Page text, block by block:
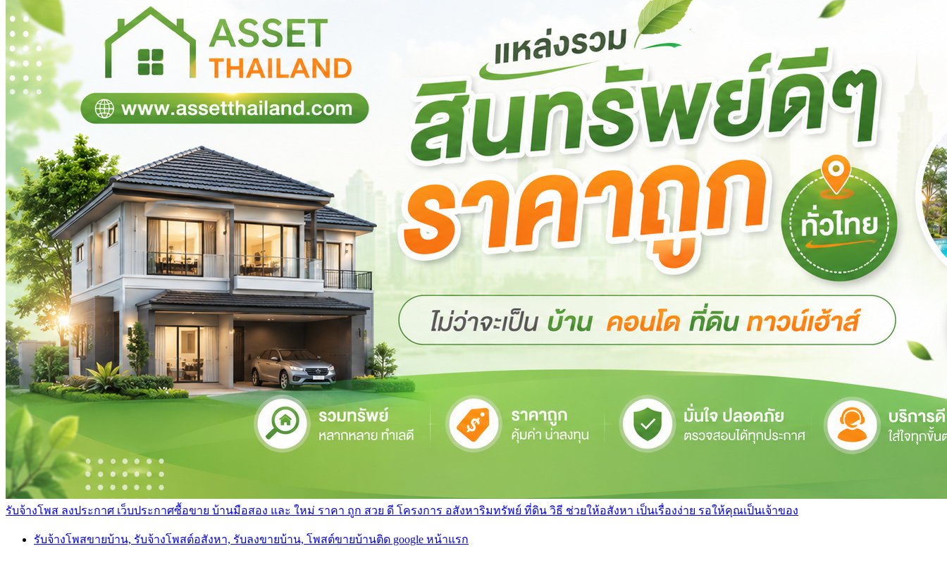
รับจ้างโพส ลงประกาศ เว็บประกาศซื้อขาย บ้านมือสอง และ ใหม่ ราคา ถูก สวย ดี โครงการ อสังหาริมทรัพย์ ที่ดิน วิธี ช่วยให้อสังหา เป็นเรื่องง่าย รอให้คุณเป็นเจ้าของ
รับจ้างโพสขายบ้าน, รับจ้างโพสต์อสังหา, รับลงขายบ้าน, โพสต์ขายบ้านติด google หน้าแรก